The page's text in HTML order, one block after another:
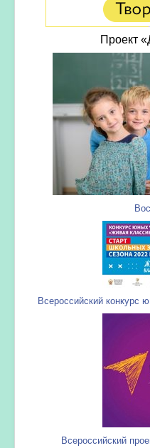
Проект
Всероссийский конкурс
Всероссийский